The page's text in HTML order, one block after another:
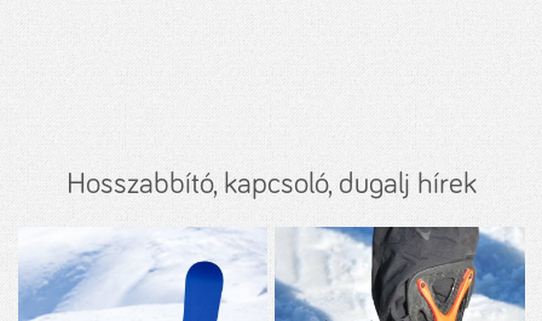
Hosszabbító, kapcsoló, dugalj hírek